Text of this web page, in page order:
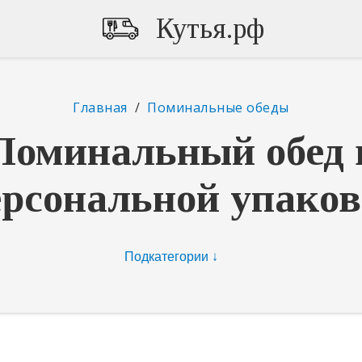
Кутья.рф
Главная / Поминальные обеды
обед